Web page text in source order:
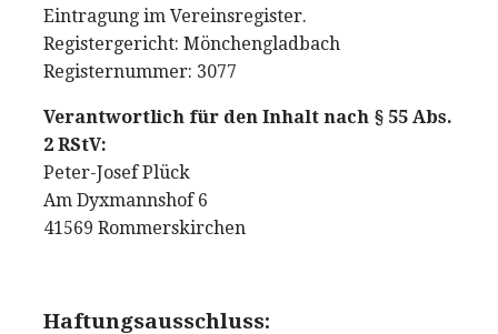
Eintragung im Vereinsregister.
Registergericht: Mönchengladbach
Registernummer: 3077
Verantwortlich für den Inhalt nach § 55 Abs.
2 RStV:
Peter-Josef Plück
Am Dyxmannshof 6
41569 Rommerskirchen
Haftungsausschluss: